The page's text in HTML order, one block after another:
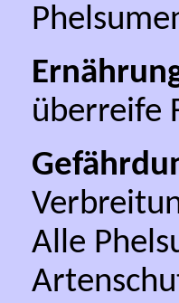
überreife
Alle